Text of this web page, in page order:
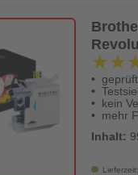
kein
mehr
Inhalt: